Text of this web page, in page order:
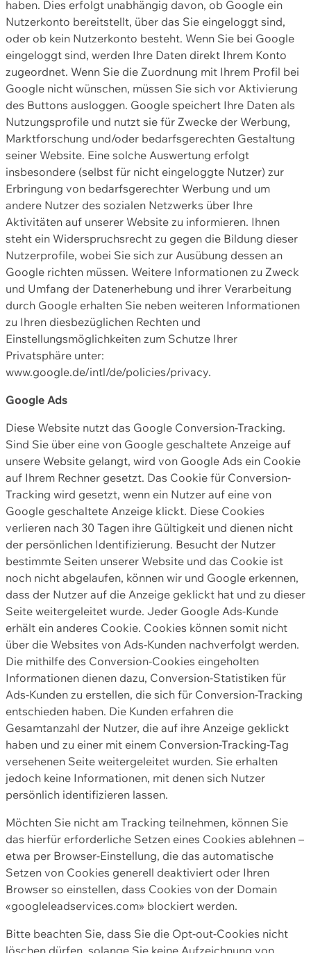
haben. Dies erfolgt unabhängig davon, ob Google ein
Nutzerkonto bereitstellt, über das Sie eingeloggt sind,
oder ob kein Nutzerkonto besteht. Wenn Sie bei Google
eingeloggt sind, werden Ihre Daten direkt Ihrem Konto
zugeordnet. Wenn Sie die Zuordnung mit Ihrem Profil bei
Google nicht wünschen, müssen Sie sich vor Aktivierung
des Buttons ausloggen. Google speichert Ihre Daten als
Nutzungsprofile und nutzt sie für Zwecke der Werbung,
Marktforschung und/oder bedarfsgerechten Gestaltung
seiner Website. Eine solche Auswertung erfolgt
insbesondere (selbst für nicht eingeloggte Nutzer) zur
Erbringung von bedarfsgerechter Werbung und um
andere Nutzer des sozialen Netzwerks über Ihre
Aktivitäten auf unserer Website zu informieren. Ihnen
steht ein Widerspruchsrecht zu gegen die Bildung dieser
Nutzerprofile, wobei Sie sich zur Ausübung dessen an
Google richten müssen. Weitere Informationen zu Zweck
und Umfang der Datenerhebung und ihrer Verarbeitung
durch Google erhalten Sie neben weiteren Informationen
zu Ihren diesbezüglichen Rechten und
Einstellungsmöglichkeiten zum Schutze Ihrer
Privatsphäre unter:
www.google.de/intl/de/policies/privacy.
Google Ads
Diese Website nutzt das Google Conversion-Tracking.
Sind Sie über eine von Google geschaltete Anzeige auf
unsere Website gelangt, wird von Google Ads ein Cookie
auf Ihrem Rechner gesetzt. Das Cookie für Conversion-
Tracking wird gesetzt, wenn ein Nutzer auf eine von
Google geschaltete Anzeige klickt. Diese Cookies
verlieren nach 30 Tagen ihre Gültigkeit und dienen nicht
der persönlichen Identifizierung. Besucht der Nutzer
bestimmte Seiten unserer Website und das Cookie ist
noch nicht abgelaufen, können wir und Google erkennen,
dass der Nutzer auf die Anzeige geklickt hat und zu dieser
Seite weitergeleitet wurde. Jeder Google Ads-Kunde
erhält ein anderes Cookie. Cookies können somit nicht
über die Websites von Ads-Kunden nachverfolgt werden.
Die mithilfe des Conversion-Cookies eingeholten
Informationen dienen dazu, Conversion-Statistiken für
Ads-Kunden zu erstellen, die sich für Conversion-Tracking
entschieden haben. Die Kunden erfahren die
Gesamtanzahl der Nutzer, die auf ihre Anzeige geklickt
haben und zu einer mit einem Conversion-Tracking-Tag
versehenen Seite weitergeleitet wurden. Sie erhalten
jedoch keine Informationen, mit denen sich Nutzer
persönlich identifizieren lassen.
Möchten Sie nicht am Tracking teilnehmen, können Sie
das hierfür erforderliche Setzen eines Cookies ablehnen –
etwa per Browser-Einstellung, die das automatische
Setzen von Cookies generell deaktiviert oder Ihren
Browser so einstellen, dass Cookies von der Domain
«googleleadservices.com» blockiert werden.
Bitte beachten Sie, dass Sie die Opt-out-Cookies nicht